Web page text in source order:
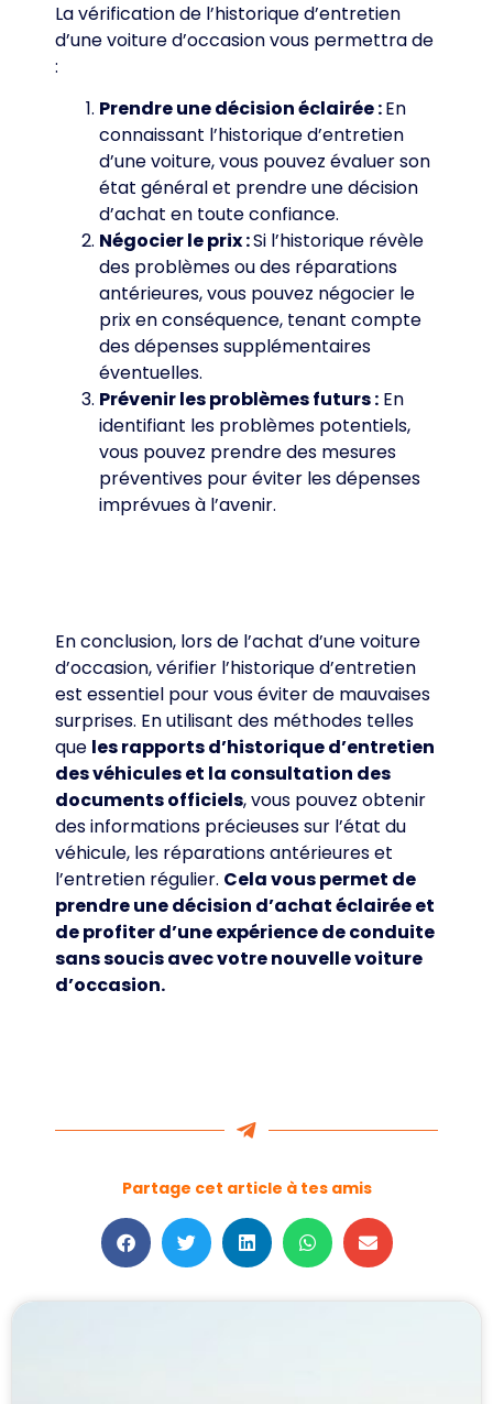
La vérification de l’historique d’entretien
d’une voiture d’occasion vous permettra de
:
Prendre une décision éclairée :En
connaissant l’historique d’entretien
d’une voiture, vous pouvez évaluer son
état général et prendre une décision
d’achat en toute confiance.
Négocier le prix :Si l’historique révèle
des problèmes ou des réparations
antérieures, vous pouvez négocier le
prix en conséquence, tenant compte
des dépenses supplémentaires
éventuelles.
Prévenir les problèmes futurs : En
identifiant les problèmes potentiels,
vous pouvez prendre des mesures
préventives pour éviter les dépenses
imprévues à l’avenir.
En conclusion, lors de l’achat d’une voiture
d’occasion, vérifier l’historique d’entretien
est essentiel pour vous éviter de mauvaises
surprises. En utilisant des méthodes telles
que les rapports d’historique d’entretien
des véhicules et la consultation des
documents officiels, vous pouvez obtenir
des informations précieuses sur l’état du
véhicule, les réparations antérieures et
l’entretien régulier. Cela vous permet de
prendre une décision d’achat éclairée et
de profiter d’une expérience de conduite
sans soucis avec votre nouvelle voiture
d’occasion.
Partage cet article à tes amis